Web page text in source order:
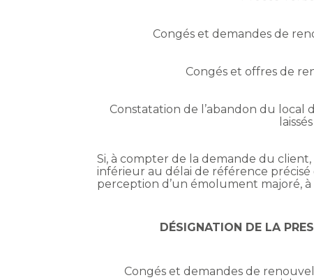
Congés et demandes de
Congés et offres de
Constatation de l’abandon du local
Si, à compter de la demande du
inférieur au délai de référence
perception d’un émolument majoré, à
DÉSIGNATION DE LA
Congés et demandes de